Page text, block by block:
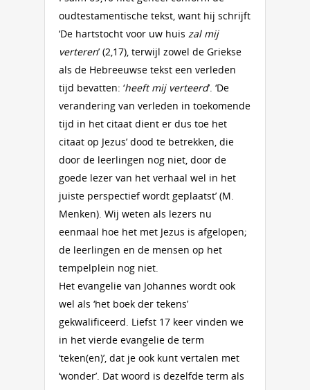
oudtestamentische tekst, want hij schrijft
‘De hartstocht voor uw huis zal mij
verteren’ (2,17), terwijl zowel de Griekse
als de Hebreeuwse tekst een verleden
tijd bevatten: ‘heeft mij verteerd’. ‘De
verandering van verleden in toekomende
tijd in het citaat dient er dus toe het
citaat op Jezus’ dood te betrekken, die
door de leerlingen nog niet, door de
goede lezer van het verhaal wel in het
juiste perspectief wordt geplaatst’ (M.
Menken). Wij weten als lezers nu
eenmaal hoe het met Jezus is afgelopen;
de leerlingen en de mensen op het
tempelplein nog niet.
Het evangelie van Johannes wordt ook
wel als ‘het boek der tekens’
gekwalificeerd. Liefst 17 keer vinden we
in het vierde evangelie de term
‘teken(en)’, dat je ook kunt vertalen met
‘wonder’. Dat woord is dezelfde term als